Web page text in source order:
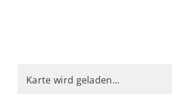
Karte wird geladen...